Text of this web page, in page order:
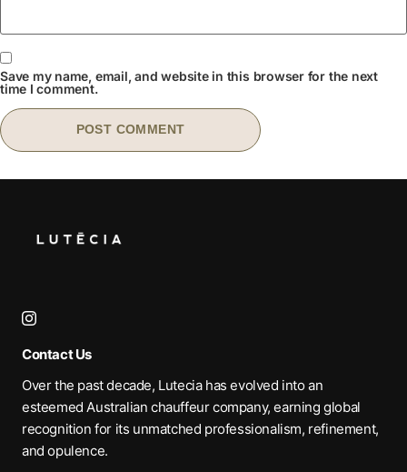
Save my name, email, and website in this browser for the next
time I comment.
Contact Us
Over the past decade, Lutecia has evolved into an
esteemed Australian chauffeur company, earning global
recognition for its unmatched professionalism, refinement,
and opulence.